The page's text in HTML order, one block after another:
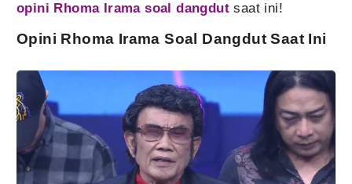
opini Rhoma Irama soal dangdut saat ini!
Opini Rhoma Irama Soal Dangdut Saat Ini